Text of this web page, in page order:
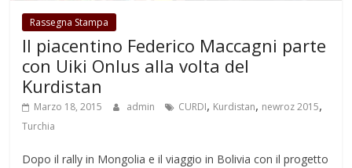
Rassegna Stampa
Il piacentino Federico Maccagni parte
con Uiki Onlus alla volta del
Kurdistan
Marzo 18, 2015 admin CURDI, Kurdistan, newroz 2015,
Turchia
Dopo il rally in Mongolia e il viaggio in Bolivia con il progetto